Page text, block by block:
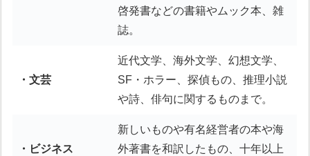
啓発書などの書籍やムック本、雑
誌。
・文芸
近代文学、海外文学、幻想文学、
SF・ホラー、探偵もの、推理小説
や詩、俳句に関するものまで。
・ビジネス
新しいものや有名経営者の本や海
外著書を和訳したもの、十年以上